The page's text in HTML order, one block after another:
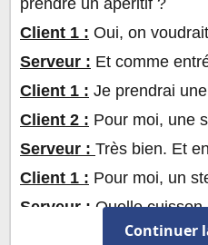
prendre un apéritif ?
Client 1 : Oui, on
Serveur : Et comme
Client 1 : Je prendrai
Client 2 : Pour moi, une
Serveur : Très bien. Et
Client 1 : Pour moi, un
Serveur : Quelle cuisson
Bien cuite.
Continuer